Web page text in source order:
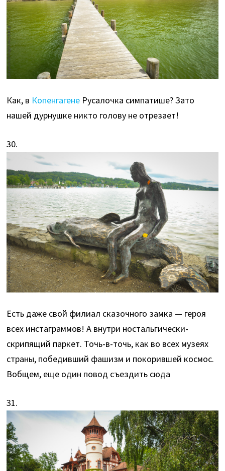
Как, в Копенгагене Русалочка симпатише? Зато
нашей дурнушке никто голову не отрезает!
30.
Есть даже свой филиал сказочного замка — героя
всех инстаграммов! А внутри ностальгически-
скрипящий паркет. Точь-в-точь, как во всех музеях
страны, победивший фашизм и покорившей космос.
Вобщем, еще один повод съездить сюда
31.